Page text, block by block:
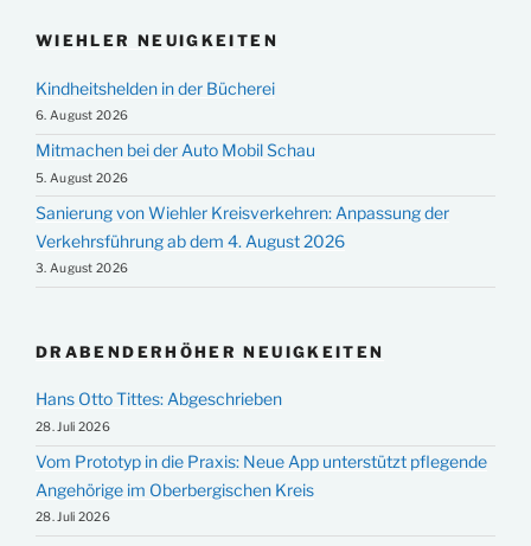
WIEHLER NEUIGKEITEN
Kindheitshelden in der Bücherei
6. August 2026
Mitmachen bei der Auto Mobil Schau
5. August 2026
Sanierung von Wiehler Kreisverkehren: Anpassung der
Verkehrsführung ab dem 4. August 2026
3. August 2026
DRABENDERHÖHER NEUIGKEITEN
Hans Otto Tittes: Abgeschrieben
28. Juli 2026
Vom Prototyp in die Praxis: Neue App unterstützt pflegende
Angehörige im Oberbergischen Kreis
28. Juli 2026